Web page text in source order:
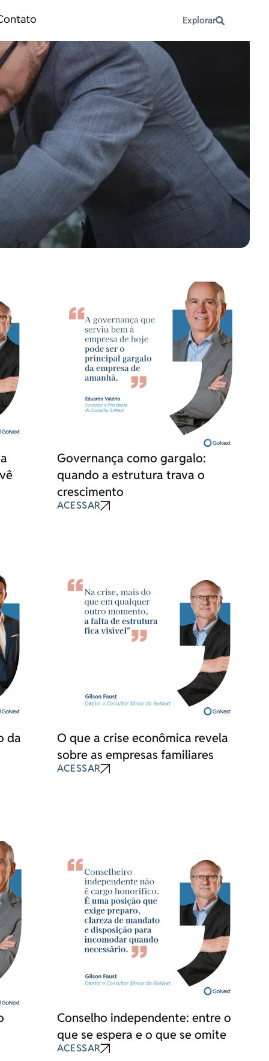
Explorar
Governança como gargalo:
quando a estrutura trava o
crescimento
ACESSAR
da
O que a crise econômica revela
sobre as empresas familiares
ACESSAR
Conselho independente: entre o
que se espera e o que se omite
ACESSAR